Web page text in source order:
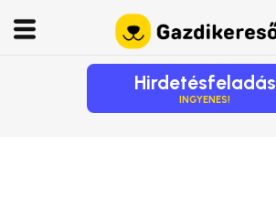
Hirdetésfeladás
INGYENES!